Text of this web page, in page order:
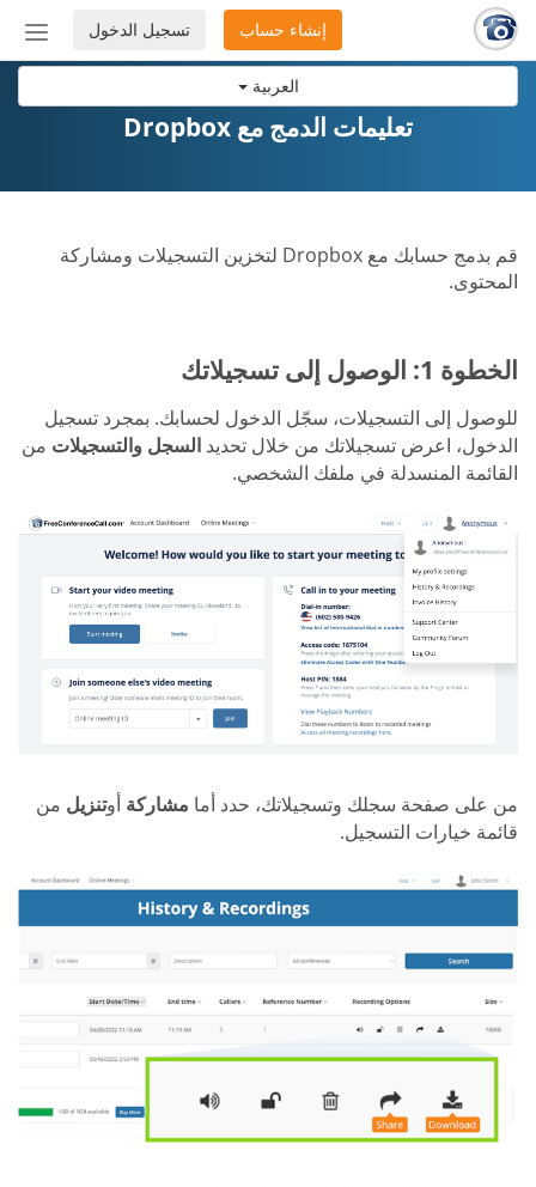
العربية
أو
تسجيل الدخول إنشاء حساب
تعليمات الدمج مع Dropbox
قم بدمج حسابك مع Dropbox لتخزين التسجيلات ومشاركة
المحتوى.
الخطوة 1: الوصول إلى تسجيلاتك
للوصول إلى التسجيلات، سجّل الدخول لحسابك. بمجرد تسجيل
الدخول، اعرض تسجيلاتك من خلال تحديد السجل والتسجيلات من
القائمة المنسدلة في ملفك الشخصي.
من على صفحة سجلك وتسجيلاتك، حدد أما مشاركة أوتنزيل من
قائمة خيارات التسجيل.